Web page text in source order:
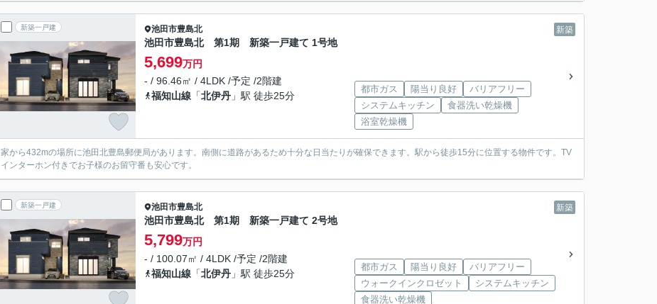
新築一戸建 新築
池田市豊島北
池田市豊島北 第1期 新築一戸建て 1号地
5,699万円
- / 96.46㎡ / 4LDK /予定 /2階建
福知山線 「北伊丹 」駅 徒歩25分
都市ガス 陽当り良好
バリアフリー
システムキッチン
食器洗い乾燥機
浴室乾燥機
家から432mの場所に池田北豊島郵便局があります。南側に道路があるため十分な日当たりが確保できます。駅から徒歩15分に位置する物件です。TV
インターホン付きでお子様のお留守番も安心です。
新築一戸建 新築
池田市豊島北
池田市豊島北 第1期 新築一戸建て 2号地
5,799万円
- / 100.07㎡ / 4LDK /予定 /2階建
福知山線 「北伊丹 」駅 徒歩25分
都市ガス 陽当り良好
バリアフリー
ウォークインクロゼット
システムキッチン
食器洗い乾燥機